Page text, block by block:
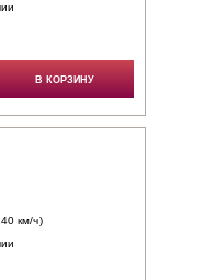
В КОРЗИНУ
км/ч)